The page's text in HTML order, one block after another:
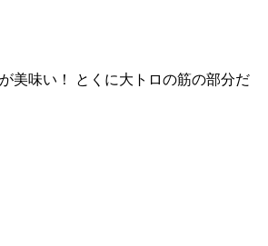
美味い！ とくに大トロの筋の部分だ